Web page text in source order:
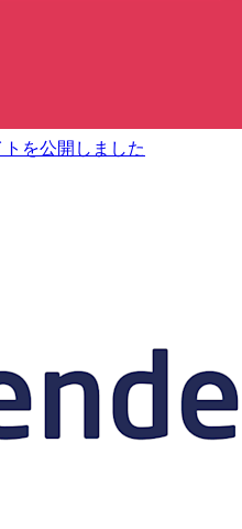
を公開しました